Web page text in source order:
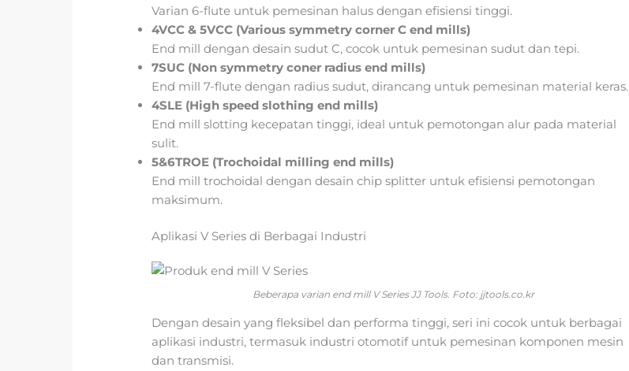
Varian 6-flute untuk pemesinan halus dengan efisiensi tinggi.
4VCC & 5VCC (Various symmetry corner C end mills)
End mill dengan desain sudut C, cocok untuk pemesinan sudut dan tepi.
7SUC (Non symmetry coner radius end mills)
End mill 7-flute dengan radius sudut, dirancang untuk pemesinan material keras.
4SLE (High speed slothing end mills)
End mill slotting kecepatan tinggi, ideal untuk pemotongan alur pada material
sulit.
5&6TROE (Trochoidal milling end mills)
End mill trochoidal dengan desain chip splitter untuk efisiensi pemotongan
maksimum.
Aplikasi V Series di Berbagai Industri
Beberapa varian end mill V Series JJ Tools. Foto: jjtools.co.kr
Dengan desain yang fleksibel dan performa tinggi, seri ini cocok untuk berbagai
aplikasi industri, termasuk industri otomotif untuk pemesinan komponen mesin
dan transmisi.